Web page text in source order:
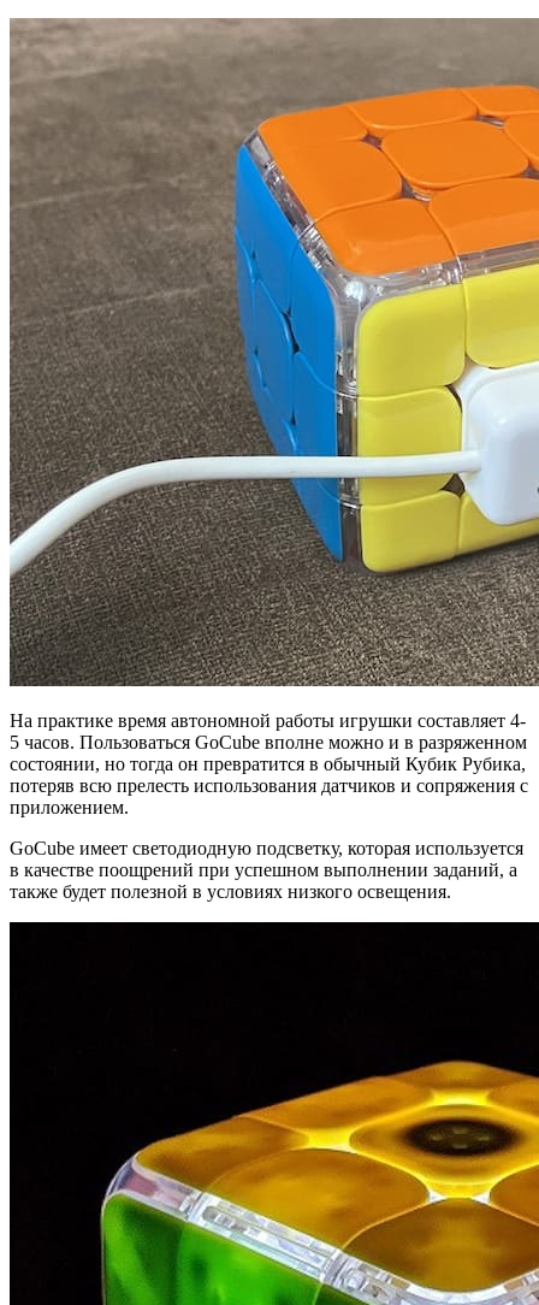
На практике время автономной работы игрушки составляет 4-
5 часов. Пользоваться GoCube вполне можно и в разряженном
состоянии, но тогда он превратится в обычный Кубик Рубика,
потеряв всю прелесть использования датчиков и сопряжения с
приложением.
GoCube имеет светодиодную подсветку, которая используется
в качестве поощрений при успешном выполнении заданий, а
также будет полезной в условиях низкого освещения.